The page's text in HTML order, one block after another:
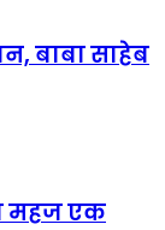
बाबा साहेब
महज एक